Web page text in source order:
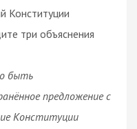
Конституции
три объяснения
быть
предложение с
Конституции